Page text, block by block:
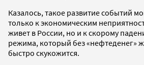
Казалось, такое развитие событий
только к экономическим
живет в России, но и к скорому
режима, который без «нефтеденег»
быстро скукожится.